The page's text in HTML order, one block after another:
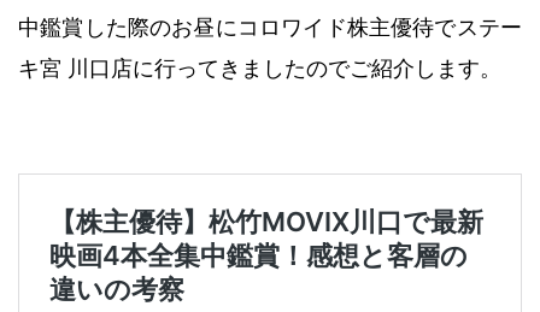
中鑑賞した際のお昼にコロワイド株主優待でステー
キ宮 川口店に行ってきましたのでご紹介します。